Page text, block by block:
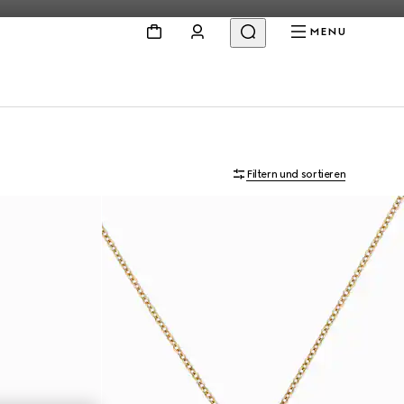
MENU
Filtern und sortieren